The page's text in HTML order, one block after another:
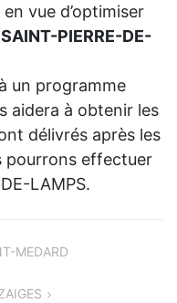
vue d’optimiser
PIERRE-DE-
un programme
aidera à obtenir les
délivrés après les
pourrons effectuer
LAMPS.
MEDARD